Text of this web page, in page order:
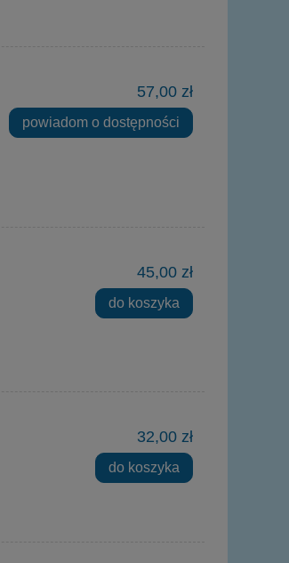
57,00 zł
powiadom o dostępności
45,00 zł
do koszyka
32,00 zł
do koszyka